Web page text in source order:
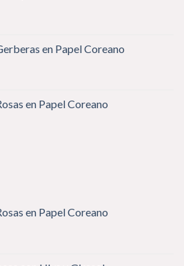
en Papel Coreano
en Papel Coreano
en Papel Coreano